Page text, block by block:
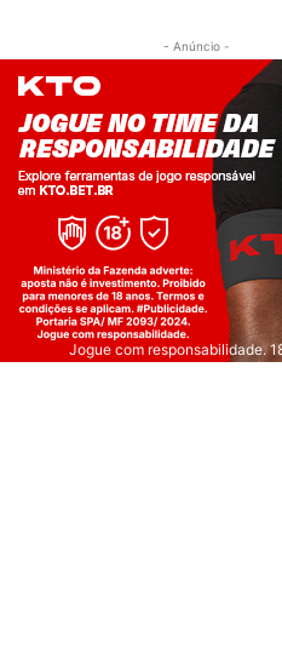
- Anúncio -
Jogue com responsabilidade.